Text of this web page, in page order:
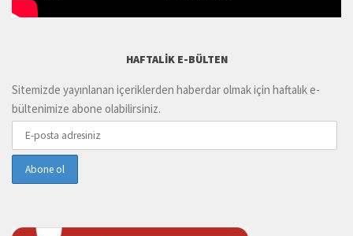
HAFTALIK E-BÜLTEN
Sitemizde yayınlanan içeriklerden haberdar olmak için haftalık e-
bültenimize abone olabilirsiniz.